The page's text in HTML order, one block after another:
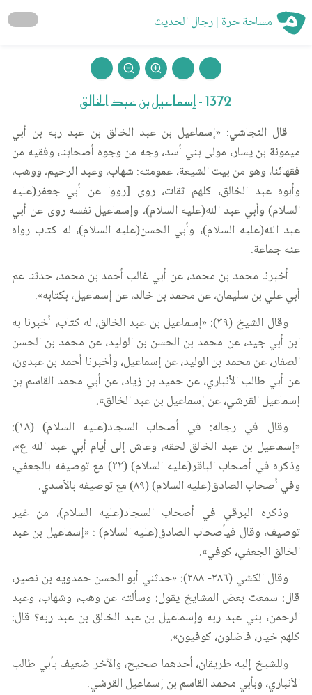
مساحة حرة | رجال الحديث
1372 - إسماعيل بن عبد الخالق
قال النجاشي: «إسماعيل بن عبد الخالق بن عبد ربه بن أبي
ميمونة بن يسار، مولى بني أسد، وجه من وجوه أصحابنا، وفقيه من
فقهائنا، وهو من بيت الشيعة، عمومته: شهاب، وعبد الرحيم، ووهب،
وأبوه عبد الخالق، كلهم ثقات، روى [رووا عن أبي جعفر(عليه
السلام) وأبي عبد الله(عليه السلام)، وإسماعيل نفسه روى عن أبي
عبد الله(عليه السلام)، وأبي الحسن(عليه السلام)، له كتاب رواه
عنه جماعة.
أخبرنا محمد بن محمد، عن أبي غالب أحمد بن محمد، حدثنا عم
أبي علي بن سليمان، عن محمد بن خالد، عن إسماعيل، بكتابه».
وقال الشيخ (٣٩): «إسماعيل بن عبد الخالق، له كتاب، أخبرنا به
ابن أبي جيد، عن محمد بن الحسن بن الوليد، عن محمد بن الحسن
الصفار، عن محمد بن الوليد، عن إسماعيل، وأخبرنا أحمد بن عبدون،
عن أبي طالب الأنباري، عن حميد بن زياد، عن أبي محمد القاسم بن
إسماعيل القرشي، عن إسماعيل بن عبد الخالق».
وقال في رجاله: في أصحاب السجاد(عليه السلام) (١٨):
«إسماعيل بن عبد الخالق لحقه، وعاش إلى أيام أبي عبد الله ع»،
وذكره في أصحاب الباقر(عليه السلام) (٢٢) مع توصيفه بالجعفي،
وفي أصحاب الصادق(عليه السلام) (٨٩) مع توصيفه بالأسدي.
وذكره البرقي في أصحاب السجاد(عليه السلام)، من غير
توصيف، وقال فيأصحاب الصادق(عليه السلام) : «إسماعيل بن عبد
الخالق الجعفي، كوفي».
وقال الكشي (٢٨٦- ٢٨٨): «حدثني أبو الحسن حمدويه بن نصير،
قال: سمعت بعض المشايخ يقول: وسألته عن وهب، وشهاب، وعبد
الرحمن، بني عبد ربه وإسماعيل بن عبد الخالق بن عبد ربه؟ قال:
كلهم خيار، فاضلون، كوفيون».
وللشيخ إليه طريقان، أحدهما صحيح، والآخر ضعيف بأبي طالب
الأنباري، وبأبي محمد القاسم بن إسماعيل القرشي.